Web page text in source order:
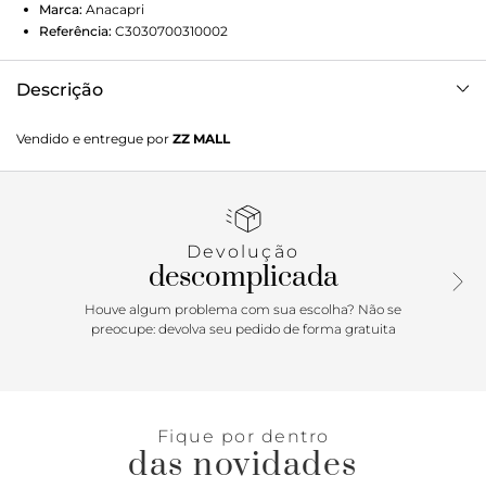
Marca: Anacapri
Referência: C3030700310002
Descrição
Vendido e entregue por ZZ MALL
Devolução
descomplicada
Houve algum problema com sua escolha? Não se
preocupe: devolva seu pedido de forma gratuita
Fique por dentro
das novidades